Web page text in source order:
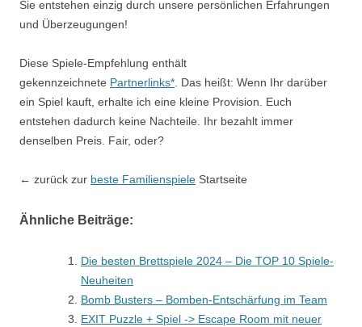
Sie entstehen einzig durch unsere persönlichen Erfahrungen
und Überzeugungen!
Diese Spiele-Empfehlung enthält
gekennzeichnete Partnerlinks*. Das heißt: Wenn Ihr darüber
ein Spiel kauft, erhalte ich eine kleine Provision. Euch
entstehen dadurch keine Nachteile. Ihr bezahlt immer
denselben Preis. Fair, oder?
← zurück zur beste Familienspiele Startseite
Ähnliche Beiträge:
Die besten Brettspiele 2024 – Die TOP 10 Spiele-
Neuheiten
Bomb Busters – Bomben-Entschärfung im Team
EXIT Puzzle + Spiel -> Escape Room mit neuer